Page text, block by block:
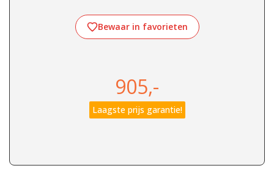
Bewaar in favorieten
905,-
Laagste prijs garantie!